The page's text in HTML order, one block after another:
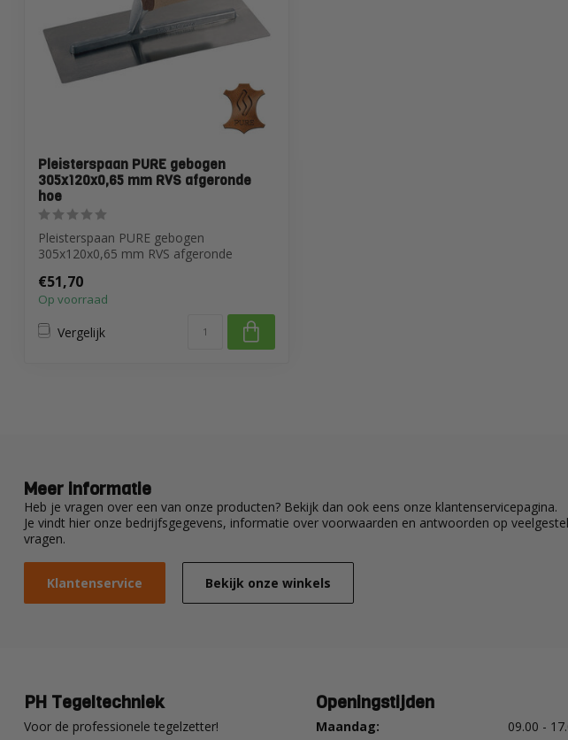
Pleisterspaan PURE gebogen
305x120x0,65 mm RVS afgeronde
hoe
Pleisterspaan PURE gebogen
305x120x0,65 mm RVS afgeronde
€51,70
Op voorraad
Vergelijk
Meer informatie
Heb je vragen over een van onze producten? Bekijk dan ook eens onze klantenservicepagina.
Je vindt hier onze bedrijfsgegevens, informatie over voorwaarden en antwoorden op
vragen.
Klantenservice Bekijk onze winkels
PH Tegeltechniek
Voor de professionele tegelzetter!
Openingstijden
Maandag: 09.00 -